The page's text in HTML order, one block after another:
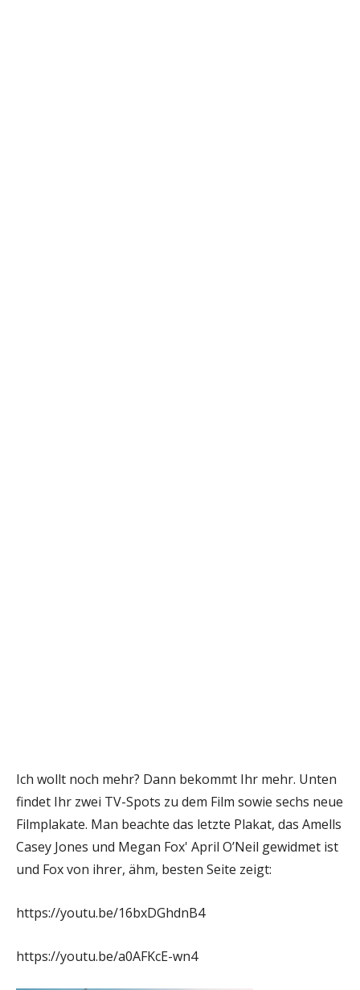
Ich wollt noch mehr? Dann bekommt Ihr mehr. Unten
findet Ihr zwei TV-Spots zu dem Film sowie sechs neue
Filmplakate. Man beachte das letzte Plakat, das Amells
Casey Jones und Megan Fox' April O’Neil gewidmet ist
und Fox von ihrer, ähm, besten Seite zeigt:
https://youtu.be/16bxDGhdnB4
https://youtu.be/a0AFKcE-wn4